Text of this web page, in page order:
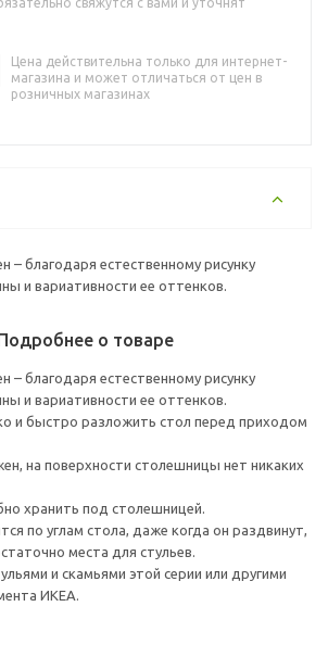
Цена действительна только для интернет-
магазина и может отличаться от цен в
розничных магазинах
– благодаря естественному рисунку
и вариативности ее оттенков.
о товаре
– благодаря естественному рисунку
и вариативности ее оттенков.
и быстро разложить стол перед приходом
на поверхности столешницы нет никаких
хранить под столешницей.
по углам стола, даже когда он раздвинут,
места для стульев.
и скамьями этой серии или другими
ИКЕА.